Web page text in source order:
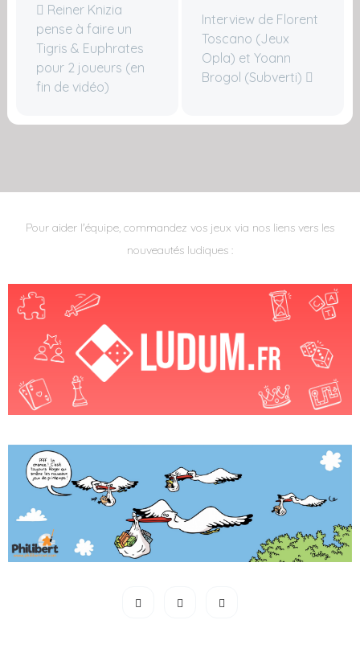
Reiner Knizia
pense à faire un
Tigris & Euphrates
pour 2 joueurs (en
fin de vidéo)
Interview de Florent
Toscano (Jeux
Opla) et Yoann
Brogol (Subverti)
Pour aider l'équipe, commandez vos jeux via nos liens vers les
nouveautés ludiques :